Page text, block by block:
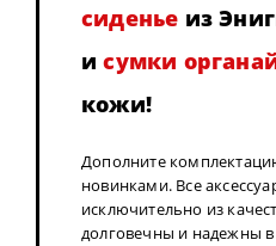
сиденье из
исумки
кожи!
Дополните
новинками. Все
исключительно из
долговечны и надежны в